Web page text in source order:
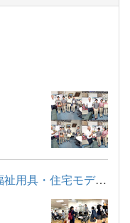
園芸福祉コースの生徒たちが「福祉用具・住宅モデルルーム見学」...